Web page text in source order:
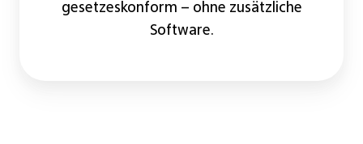
gesetzeskonform – ohne zusätzliche
Software.